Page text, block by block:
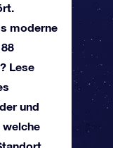
moderne
Lese
und
welche